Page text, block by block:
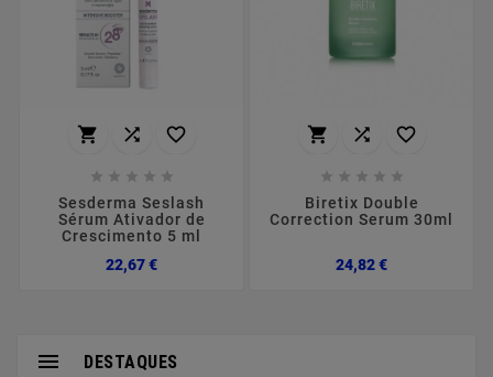
  
    
Sesderma Seslash
Sérum Ativador de
Crescimento 5 ml
22,67 €Preço
  
    
Biretix Double
Correction Serum 30ml
24,82 €Preço
DESTAQUES
